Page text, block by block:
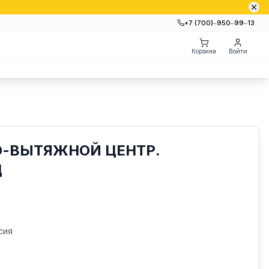
+7 (700)‒950‒99‒13
Корзина Войти
ВЫТЯЖНОЙ ЦЕНТР.